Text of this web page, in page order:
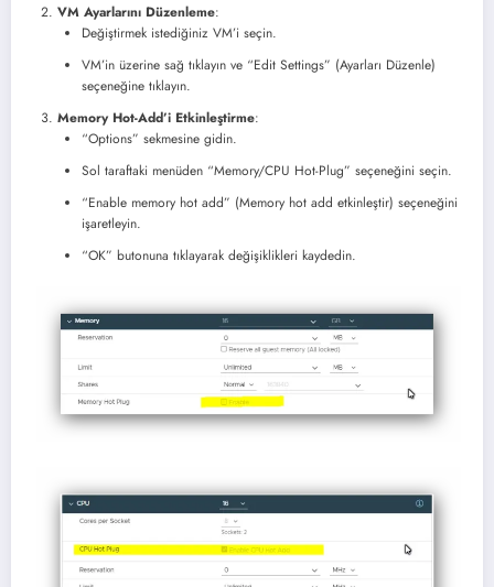
VM Ayarlarını Düzenleme:
Değiştirmek istediğiniz VM’i seçin.
VM’in üzerine sağ tıklayın ve “Edit Settings” (Ayarları Düzenle)
seçeneğine tıklayın.
Memory Hot-Add’i Etkinleştirme:
“Options” sekmesine gidin.
Sol taraftaki menüden “Memory/CPU Hot-Plug” seçeneğini seçin.
“Enable memory hot add” (Memory hot add etkinleştir) seçeneğini
işaretleyin.
“OK” butonuna tıklayarak değişiklikleri kaydedin.